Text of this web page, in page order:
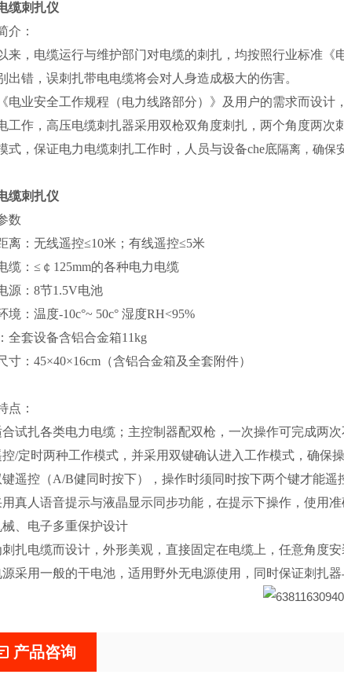
缆刺扎仪
介：
来，电缆运行与维护部门对电缆的刺扎，均按照行业标准
出错，误刺扎带电电缆将会对人身造成极大的伤害。
电业安全工作规程（电力线路部分）》及用户的需求而设
工作，高压电缆刺扎器采用双枪双角度刺扎，两个角度两
式，保证电力电缆刺扎工作时，人员与设备che底隔离，确保
缆刺扎仪
数
离：无线遥控≤10米；有线遥控≤5米
缆：≤￠125mm的各种电力电缆
源：8节1.5V电池
境：温度-10c°~ 50c° 湿度RH<95%
全套设备含铝合金箱11kg
寸：45×40×16cm（含铝合金箱及全套附件）
点：
合试扎各类电力电缆；主控制器配双枪，一次操作可完成两
控/定时两种工作模式，并采用双键确认进入工作模式，确保操
键遥控（A/B健同时按下），操作时须同时按下两个键才能遥
真人语音提示与液晶显示同步功能，在提示下操作，使用准
械、电子多重保护设计
扎电缆而设计，外形美观，直接固定在电缆上，任意角度安
源采用一般的干电池，适用野外无电源使用，同时保证刺扎器
产品咨询